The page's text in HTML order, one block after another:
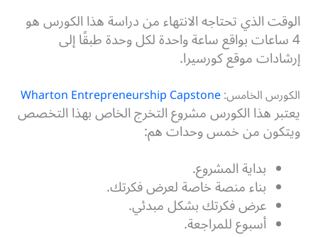
الوقت الذي تحتاجه الانتهاء من دراسة هذا الكورس هو
4 ساعات بواقع ساعة واحدة لكل وحدة طبقًا إلى
إرشادات موقع كورسيرا.
الكورس الخامس:Wharton Entrepreneurship Capstone
يعتبر هذا الكورس مشروع التخرج الخاص بهذا التخصص
ويتكون من خمس وحدات هم:
بداية المشروع.
بناء منصة خاصة لعرض فكرتك.
عرض فكرتك بشكل مبدئي.
أسبوع للمراجعة.